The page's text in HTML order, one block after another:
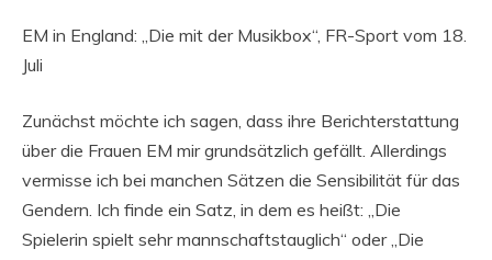
EM in England: „Die mit der Musikbox“, FR-Sport vom 18.
Juli
Zunächst möchte ich sagen, dass ihre Berichterstattung
über die Frauen EM mir grundsätzlich gefällt. Allerdings
vermisse ich bei manchen Sätzen die Sensibilität für das
Gendern. Ich finde ein Satz, in dem es heißt: „Die
Spielerin spielt sehr mannschaftstauglich“ oder „Die